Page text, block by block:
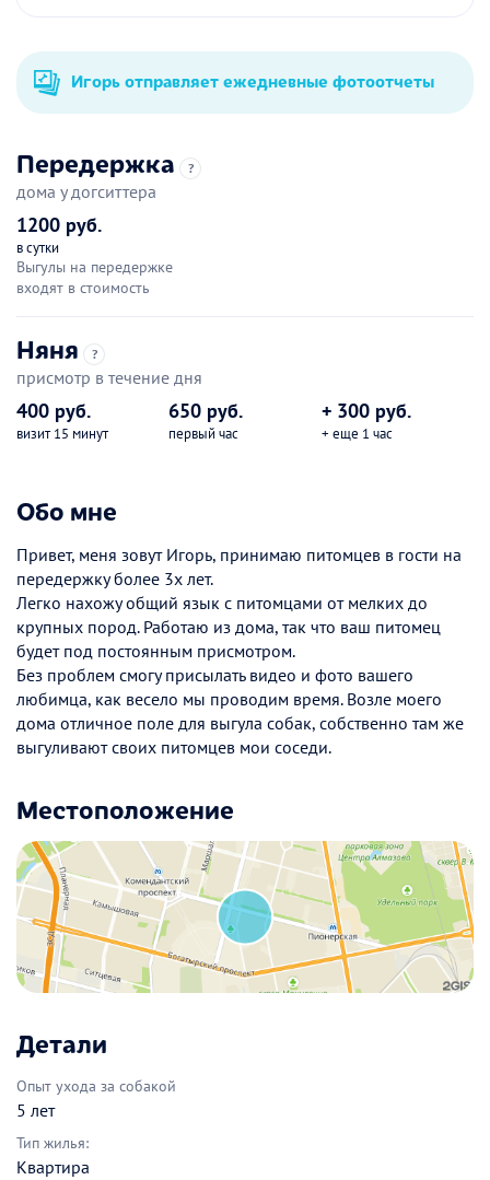
Игорь отправляет ежедневные фотоотчеты
Передержка ?
дома у догситтера
1200 руб.
в сутки
Выгулы на передержке
входят в стоимость
Няня ?
присмотр в течение дня
400 руб.
визит 15 минут
650 руб.
первый час
+ 300 руб.
+ еще 1 час
Обо мне
Привет, меня зовут Игорь, принимаю питомцев в гости на
передержку более 3х лет.
Легко нахожу общий язык с питомцами от мелких до
крупных пород. Работаю из дома, так что ваш питомец
будет под постоянным присмотром.
Без проблем смогу присылать видео и фото вашего
любимца, как весело мы проводим время. Возле моего
дома отличное поле для выгула собак, собственно там же
выгуливают своих питомцев мои соседи.
Местоположение
Детали
Опыт ухода за собакой
5 лет
Тип жилья:
Квартира